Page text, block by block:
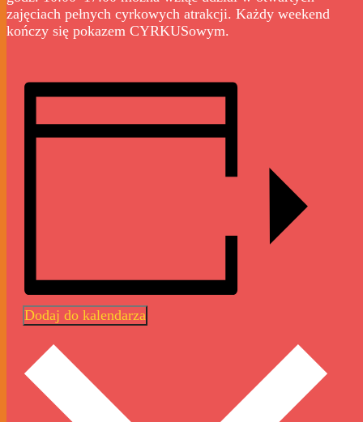
zajęciach pełnych cyrkowych atrakcji. Każdy weekend
kończy się pokazem CYRKUSowym.
Dodaj do kalendarza